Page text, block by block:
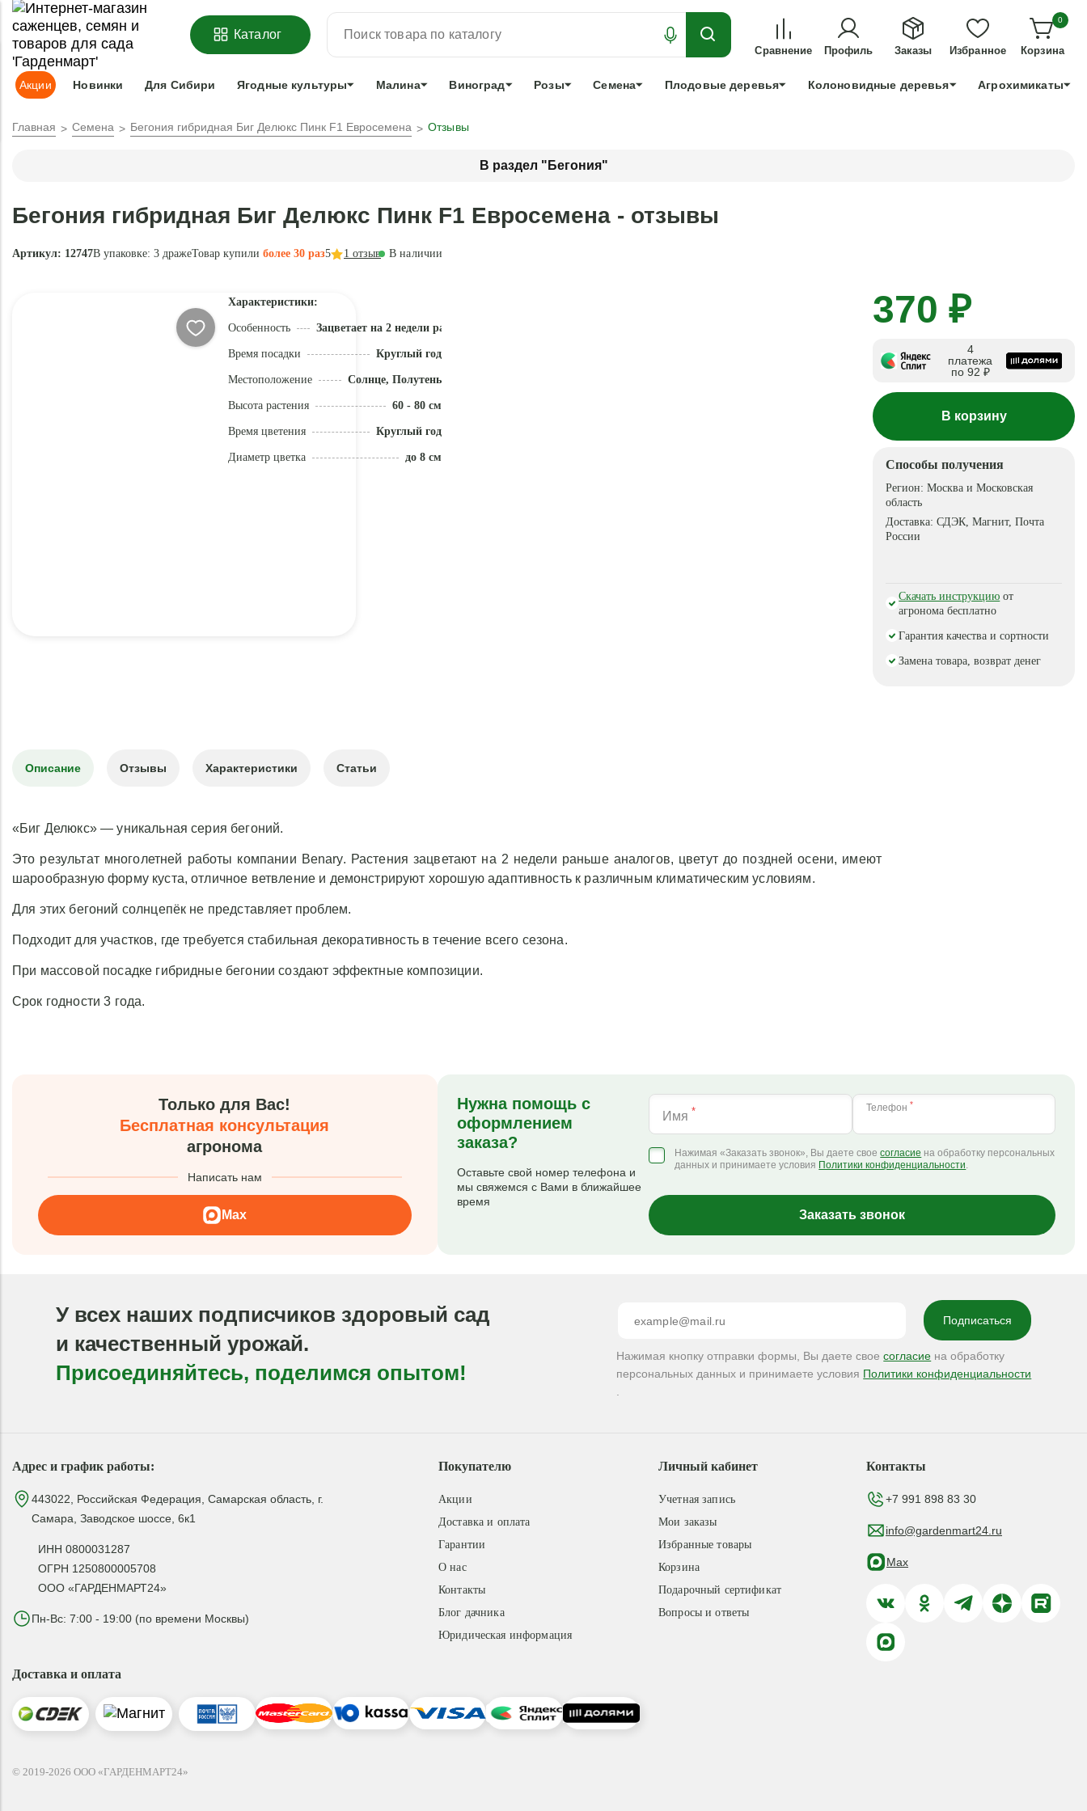
ОФОРМИТЬПРЕДЗАКАЗ =ЗАБРОНИРОВАТЬЛУЧШЕЕ ДЛЯ ТЕХ, КТО УСПЕЕТ!
Адрес доставки:Москва Доставка и оплата Гарантии +7 991 898 83 30
Каталог
Сравнение Профиль Заказы Избранное
0
Корзина
Акции Новинки Для Сибири Ягодные культуры Малина Виноград Розы Семена Плодовые деревья Колоновидные деревья Агрохимикаты
Главная Семена Бегония гибридная Биг Делюкс Пинк F1 Евросемена Отзывы
В раздел "Бегония"
Бегония гибридная Биг Делюкс Пинк F1 Евросемена - отзывы
Артикул: 12747В упаковке: 3 дражеТовар купили более 30 раз5 1 отзыв В наличии
Характеристики:
Особенность Зацветает на 2 недели раньше
Время посадки Круглый год
Местоположение Солнце, Полутень
Высота растения 60 - 80 см
Время цветения Круглый год
Диаметр цветка до 8 см
370 ₽
4
платежа
по 92 ₽
В корзину
Способы получения
Регион:Москва и Московская
область
Доставка:СДЭК, Магнит, Почта
России
Скачать инструкцию от
агронома бесплатно
Гарантия качества и сортности
Замена товара, возврат денег
Описание Отзывы Характеристики Статьи
«Биг Делюкс» — уникальная серия бегоний.
Это результат многолетней работы компании Benary. Растения зацветают на 2 недели раньше аналогов, цветут до поздней осени, имеют
шарообразную форму куста, отличное ветвление и демонстрируют хорошую адаптивность к различным климатическим условиям.
Для этих бегоний солнцепёк не представляет проблем.
Подходит для участков, где требуется стабильная декоративность в течение всего сезона.
При массовой посадке гибридные бегонии создают эффектные композиции.
Срок годности 3 года.
Только для Вас!
Бесплатная консультация
агронома
Написать нам
Max
Нужна помощь с
оформлением
заказа?
Оставьте свой номер телефона и
мы свяжемся с Вами в ближайшее
время
Имя * Телефон *
Нажимая «Заказать звонок», Вы даете своесогласие на обработку персональных
данных и принимаете условия Политики конфиденциальности.
Заказать звонок
У всех наших подписчиков здоровый сад
и качественный урожай.
Присоединяйтесь, поделимся опытом!
Нажимая кнопку отправки формы, Вы даете своесогласие на обработку
персональных данных и принимаете условия Политики конфиденциальности
Адрес и график работы:
443022, Российская Федерация, Самарская область, г.
Самара, Заводское шоссе, 6к1
ИНН 0800031287
ОГРН 1250800005708
ООО «ГАРДЕНМАРТ24»
Пн-Вс: 7:00 - 19:00 (по времени Москвы)
Покупателю
Акции
Доставка и оплата
Гарантии
О нас
Контакты
Блог дачника
Юридическая информация
Личный кабинет
Учетная запись
Мои заказы
Избранные товары
Корзина
Подарочный сертификат
Вопросы и ответы
Контакты
+7 991 898 83 30
info@gardenmart24.ru
Max
Доставка и оплата
© 2019-2026 ООО «ГАРДЕНМАРТ24»